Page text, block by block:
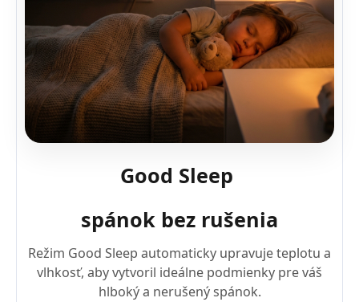
Good Sleep
spánok bez rušenia
Režim Good Sleep automaticky upravuje teplotu a
vlhkosť, aby vytvoril ideálne podmienky pre váš
hlboký a nerušený spánok.